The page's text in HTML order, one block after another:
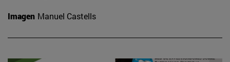
Imagen Manuel Castells